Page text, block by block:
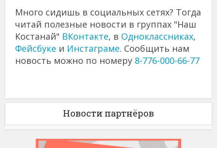
Много сидишь в социальных сетях? Тогда
читай полезные новости в группах "Наш
Костанай" ВКонтакте, в Одноклассниках,
Фейсбуке и Инстаграме. Сообщить нам
новость можно по номеру 8-776-000-66-77
Новости партнёров